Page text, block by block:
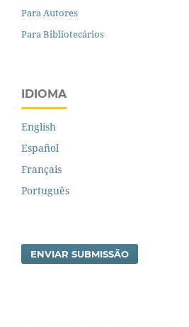
Para Autores
Para Bibliotecários
IDIOMA
English
Español
Français
Português
ENVIAR SUBMISSÃO